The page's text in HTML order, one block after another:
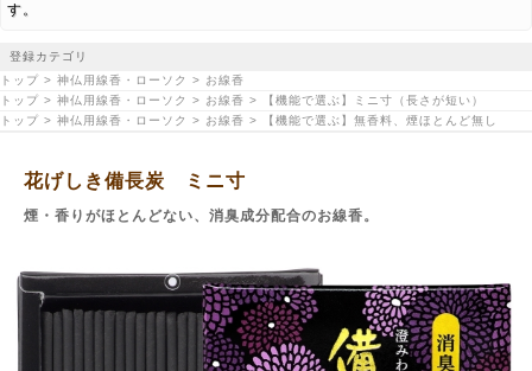
す。
登録カテゴリ
トップ > 神仏用線香・ローソク > お線香
トップ > 神仏用線香・ローソク > お線香 > 【機能で選ぶ】ミニ寸（長さが短い）
トップ > 神仏用線香・ローソク > お線香 > 【機能で選ぶ】無香料、煙ほとんど無し
花げしき備長炭 ミニ寸
煙・香りがほとんどない、消臭成分配合のお線香。